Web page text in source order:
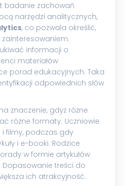
badanie zachowań
narzędzi analitycznych,
, co pozwala określić,
informacji o
materiałów
porad edukacyjnych. Taka
odpowiednich słów
znaczenie, gdyż różne
różne formaty. Uczniowie
filmy, podczas gdy
i e-booki. Rodzice
w formie artykułów
treści do
ich atrakcyjność.